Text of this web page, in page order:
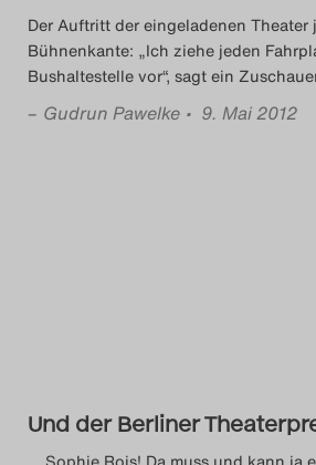
Der Auftritt der eingeladenen Theater
Bühnenkante: „Ich ziehe jeden
Bushaltestelle vor“, sagt ein
– Gudrun Pawelke • 9. Mai 2012
Und der Berliner